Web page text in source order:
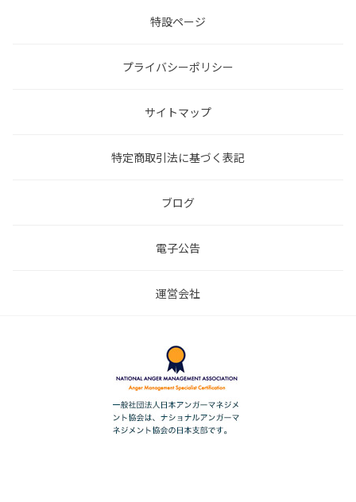
特設ページ
プライバシーポリシー
サイトマップ
特定商取引法に基づく表記
ブログ
電子公告
運営会社